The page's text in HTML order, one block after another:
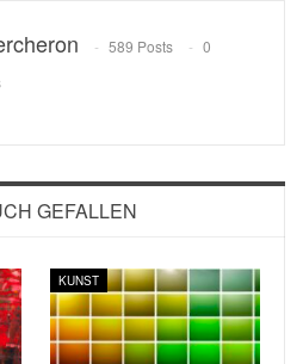
589 Posts
0
GEFALLEN
KUNST